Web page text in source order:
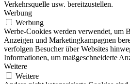
Verkehrsquelle usw. bereitzustellen.
Werbung
Werbung
Werbe-Cookies werden verwendet, um
Anzeigen und Marketingkampagnen
verfolgen Besucher über Websites
Informationen, um maßgeschneiderte
Weitere
Weitere